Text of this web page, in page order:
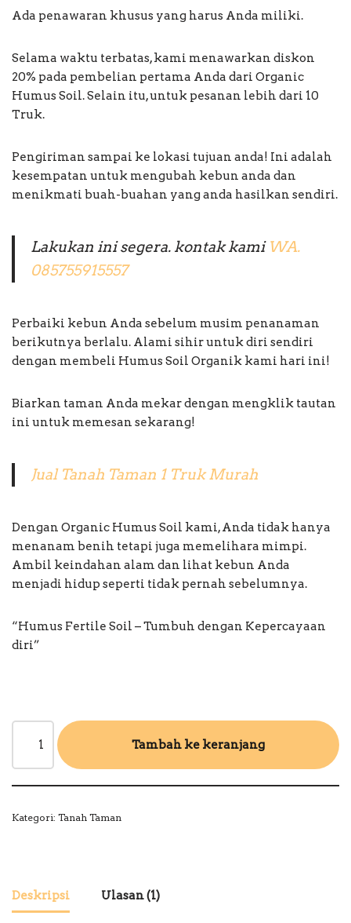
Ada penawaran khusus yang harus Anda miliki.
Selama waktu terbatas, kami menawarkan diskon
20% pada pembelian pertama Anda dari Organic
Humus Soil. Selain itu, untuk pesanan lebih dari 10
Truk.
Pengiriman sampai ke lokasi tujuan anda! Ini adalah
kesempatan untuk mengubah kebun anda dan
menikmati buah-buahan yang anda hasilkan sendiri.
Lakukan ini segera. kontak kami WA.
085755915557
Perbaiki kebun Anda sebelum musim penanaman
berikutnya berlalu. Alami sihir untuk diri sendiri
dengan membeli Humus Soil Organik kami hari ini!
Biarkan taman Anda mekar dengan mengklik tautan
ini untuk memesan sekarang!
Jual Tanah Taman 1 Truk Murah
Dengan Organic Humus Soil kami, Anda tidak hanya
menanam benih tetapi juga memelihara mimpi.
Ambil keindahan alam dan lihat kebun Anda
menjadi hidup seperti tidak pernah sebelumnya.
“Humus Fertile Soil – Tumbuh dengan Kepercayaan
diri”
Tambah ke keranjang
Kategori: Tanah Taman
Deskripsi Ulasan (1)